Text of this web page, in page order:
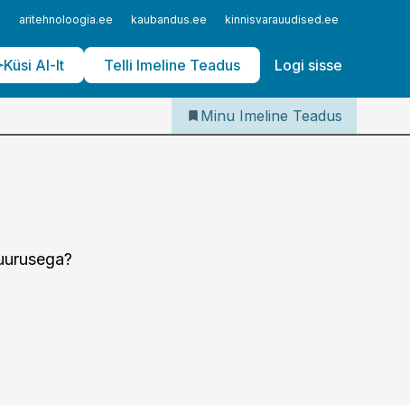
aritehnoloogia.ee kaubandus.ee kinnisvarauudised.ee
Küsi AI-lt Telli Imeline Teadus Logi sisse
Iseteenindus
Telli Imeline Teadus
Minu Imeline Teadus